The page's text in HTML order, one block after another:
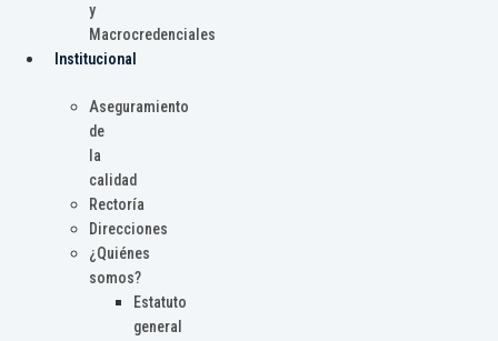
y
Macrocredenciales
Institucional
Aseguramiento
de
la
calidad
Rectoría
Direcciones
¿Quiénes
somos?
Estatuto
general